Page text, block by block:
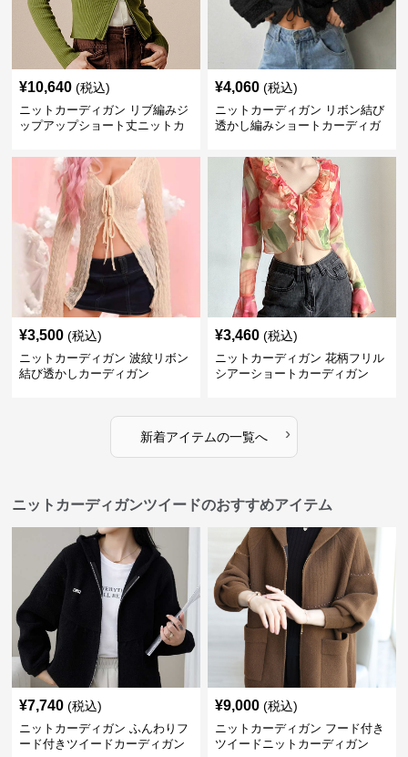
¥10,640 (税込)
ニットカーディガン リブ編みジ
ップアップショート丈ニットカ
¥4,060 (税込)
ニットカーディガン リボン結び
透かし編みショートカーディガ
¥3,500 (税込)
ニットカーディガン 波紋リボン
結び透かしカーディガン
¥3,460 (税込)
ニットカーディガン 花柄フリル
シアーショートカーディガン
新着アイテムの一覧へ ›
ニットカーディガンツイードのおすすめアイテム
¥7,740 (税込)
ニットカーディガン ふんわりフ
ード付きツイードカーディガン
¥9,000 (税込)
ニットカーディガン フード付き
ツイードニットカーディガン